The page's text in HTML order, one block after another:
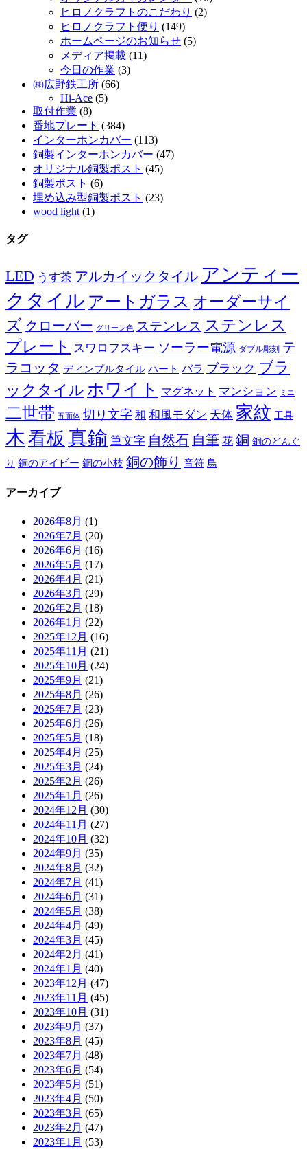
ヒロノクラフトのこだわり (2)
ヒロノクラフト便り (149)
ホームページのお知らせ (5)
メディア掲載 (11)
今日の作業 (3)
㈱広野鉄工所 (66)
Hi-Ace (5)
取付作業 (8)
番地プレート (384)
インターホンカバー (113)
銅製インターホンカバー (47)
オリジナル銅製ポスト (45)
銅製ポスト (6)
埋め込み型銅製ポスト (23)
wood light (1)
タグ
LED うす茶 アルカイックタイル アンティー
クタイル アートガラス オーダーサイ
ズ クローバー グリーン色 ステンレス ステンレス
プレート
スワロフスキー ソーラー電源 ダブル彫刻 テ
ラコッタ ディンプルタイル ハート バラ ブラック ブラ
ックタイル ホワイト マグネット マンション ミニ
二世帯 五面体 切り文字 和 和風モダン 天体 家紋 工具
木看板 真鍮 筆文字 自然石 自筆 花 銅 銅のどんぐ
り 銅のアイビー 銅の小枝 銅の飾り 音符 鳥
アーカイブ
2026年8月 (1)
2026年7月 (20)
2026年6月 (16)
2026年5月 (17)
2026年4月 (21)
2026年3月 (29)
2026年2月 (18)
2026年1月 (22)
2025年12月 (16)
2025年11月 (21)
2025年10月 (24)
2025年9月 (21)
2025年8月 (26)
2025年7月 (23)
2025年6月 (26)
2025年5月 (18)
2025年4月 (25)
2025年3月 (24)
2025年2月 (26)
2025年1月 (26)
2024年12月 (30)
2024年11月 (27)
2024年10月 (32)
2024年9月 (35)
2024年8月 (32)
2024年7月 (41)
2024年6月 (31)
2024年5月 (38)
2024年4月 (49)
2024年3月 (45)
2024年2月 (41)
2024年1月 (40)
2023年12月 (47)
2023年11月 (45)
2023年10月 (31)
2023年9月 (37)
2023年8月 (45)
2023年7月 (48)
2023年6月 (54)
2023年5月 (51)
2023年4月 (50)
2023年3月 (65)
2023年2月 (47)
2023年1月 (53)